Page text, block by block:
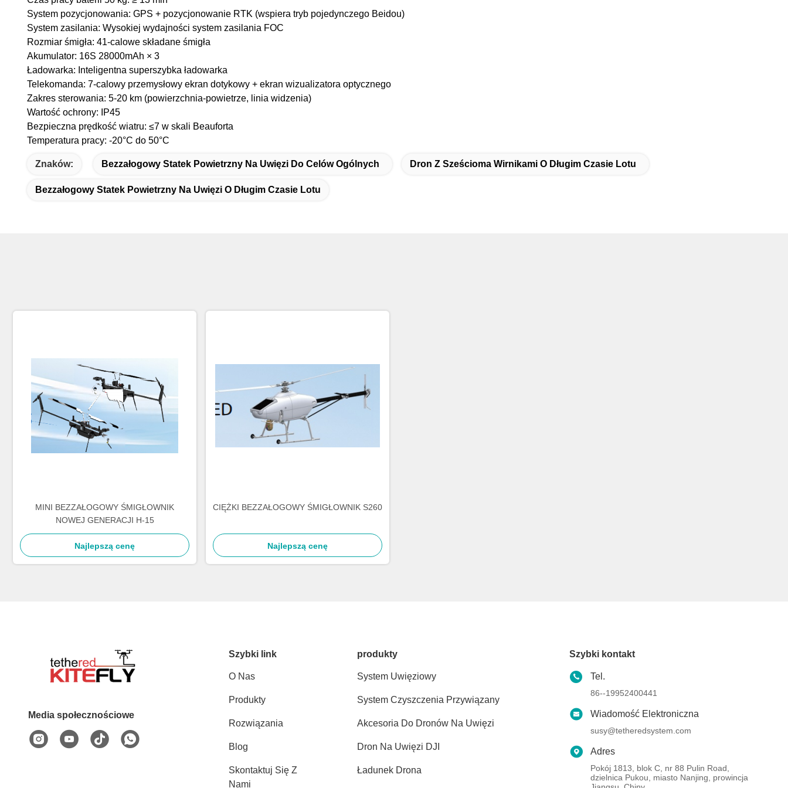
System pozycjonowania: GPS + pozycjonowanie RTK (wspiera tryb pojedynczego Beidou)
System zasilania: Wysokiej wydajności system zasilania FOC
Rozmiar śmigła: 41-calowe składane śmigła
Akumulator: 16S 28000mAh × 3
Ładowarka: Inteligentna superszybka ładowarka
Telekomanda: 7-calowy przemysłowy ekran dotykowy + ekran wizualizatora optycznego
Zakres sterowania: 5-20 km (powierzchnia-powietrze, linia widzenia)
Wartość ochrony: IP45
Bezpieczna prędkość wiatru: ≤7 w skali Beauforta
Temperatura pracy: -20°C do 50°C
Znaków: Bezzałogowy Statek Powietrzny Na Uwięzi Do Celów Ogólnych Dron Z Sześcioma Wirnikami O Długim Czasie Lotu
Bezzałogowy Statek Powietrzny Na Uwięzi O Długim Czasie Lotu
MINI BEZZAŁOGOWY ŚMIGŁOWNIK
NOWEJ GENERACJI H-15
Najlepszą cenę
CIĘŻKI BEZZAŁOGOWY ŚMIGŁOWNIK S260
Najlepszą cenę
Media społecznościowe
Szybki link
O Nas
Produkty
Rozwiązania
Blog
Skontaktuj Się Z
Nami
produkty
System Uwięziowy
System Czyszczenia Przywiązany
Akcesoria Do Dronów Na Uwięzi
Dron Na Uwięzi DJI
Ładunek Drona
Szybki kontakt
Tel.
86--19952400441
Wiadomość Elektroniczna
susy@tetheredsystem.com
Adres
Pokój 1813, blok C, nr 88 Pulin Road,
dzielnica Pukou, miasto Nanjing, prowincja